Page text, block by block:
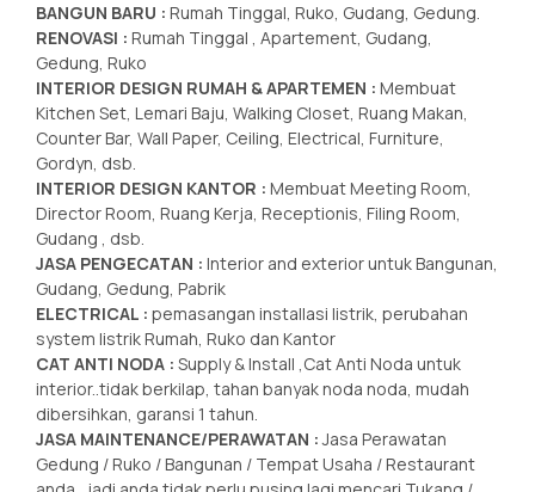
BANGUN BARU : Rumah Tinggal, Ruko, Gudang, Gedung.
RENOVASI : Rumah Tinggal , Apartement, Gudang,
Gedung, Ruko
INTERIOR DESIGN RUMAH & APARTEMEN : Membuat
Kitchen Set, Lemari Baju, Walking Closet, Ruang Makan,
Counter Bar, Wall Paper, Ceiling, Electrical, Furniture,
Gordyn, dsb.
INTERIOR DESIGN KANTOR : Membuat Meeting Room,
Director Room, Ruang Kerja, Receptionis, Filing Room,
Gudang , dsb.
JASA PENGECATAN : Interior and exterior untuk Bangunan,
Gudang, Gedung, Pabrik
ELECTRICAL : pemasangan installasi listrik, perubahan
system listrik Rumah, Ruko dan Kantor
CAT ANTI NODA : Supply & Install ,Cat Anti Noda untuk
interior..tidak berkilap, tahan banyak noda noda, mudah
dibersihkan, garansi 1 tahun.
JASA MAINTENANCE/PERAWATAN :Jasa Perawatan
Gedung / Ruko / Bangunan / Tempat Usaha / Restaurant